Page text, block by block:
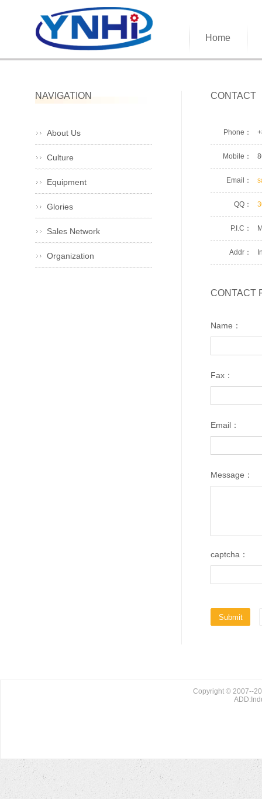
Home
CONTACT
Phone：
Mobile：
Email：
QQ：
P.I.C：
Addr：
CONTACT
Name：
Fax：
Email：
Message：
captcha：
NAVIGATION
About Us
Culture
Equipment
Glories
Sales Network
Organization
Copyright © 2007--